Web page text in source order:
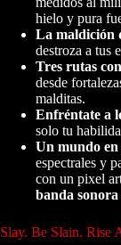
hielo y pura
La maldición
destroza a tus
Tres rutas
desde
malditas.
Enfréntate a
solo tu
Un mundo
espectrales y
con un pixel
banda
Slay. Be Slain. Rise